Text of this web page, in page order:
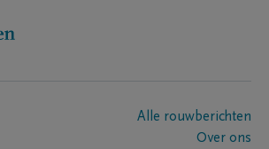
Alle rouwberichten
Over ons